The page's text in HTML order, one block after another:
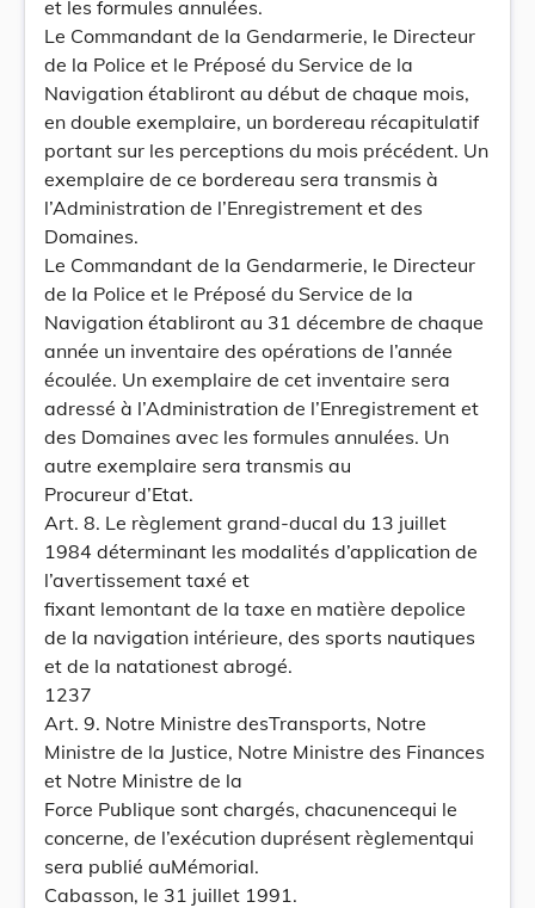
et les formules annulées.
Le Commandant de la Gendarmerie, le Directeur
de la Police et le Préposé du Service de la
Navigation établiront au début de chaque mois,
en double exemplaire, un bordereau récapitulatif
portant sur les perceptions du mois précédent. Un
exemplaire de ce bordereau sera transmis à
l’Administration de l’Enregistrement et des
Domaines.
Le Commandant de la Gendarmerie, le Directeur
de la Police et le Préposé du Service de la
Navigation établiront au 31 décembre de chaque
année un inventaire des opérations de l’année
écoulée. Un exemplaire de cet inventaire sera
adressé à l’Administration de l’Enregistrement et
des Domaines avec les formules annulées. Un
autre exemplaire sera transmis au
Procureur d’Etat.
Art. 8. Le règlement grand-ducal du 13 juillet
1984 déterminant les modalités d’application de
l’avertissement taxé et
fixant lemontant de la taxe en matière depolice
de la navigation intérieure, des sports nautiques
et de la natationest abrogé.
1237
Art. 9. Notre Ministre desTransports, Notre
Ministre de la Justice, Notre Ministre des Finances
et Notre Ministre de la
Force Publique sont chargés, chacunencequi le
concerne, de l’exécution duprésent règlementqui
sera publié auMémorial.
Cabasson, le 31 juillet 1991.